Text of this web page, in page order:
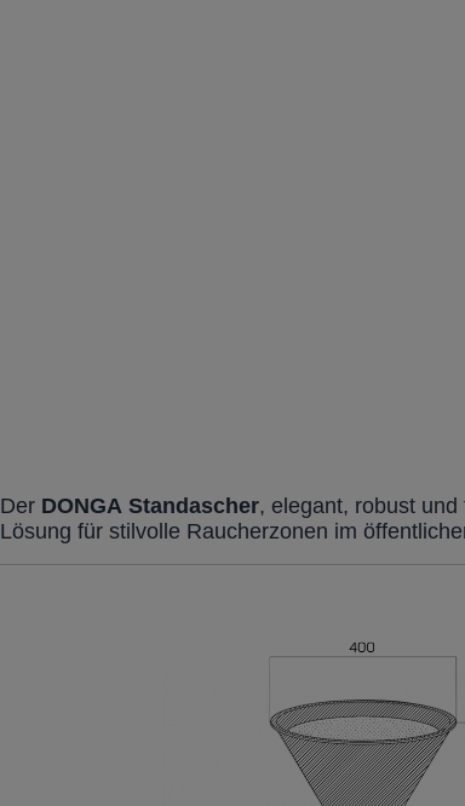
Der DONGA Standascher, elegant, robust
Lösung für stilvolle Raucherzonen im